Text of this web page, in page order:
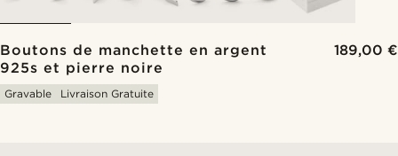
Boutons de manchette en argent
925s et pierre noire
189,00 €
Gravable Livraison Gratuite